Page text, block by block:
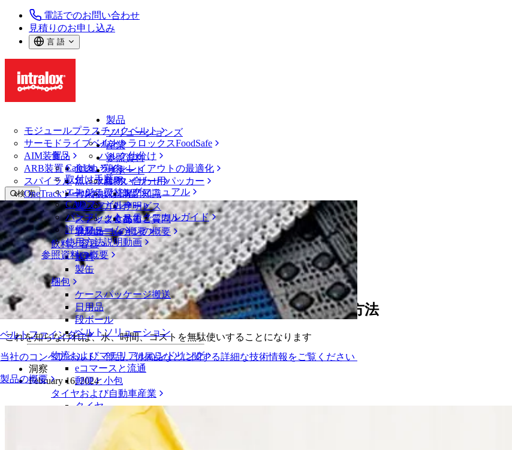
電話でのお問い合わせ
見積りのお申し込み
言 語
製品
モジュールプラスチックベルト
サーモドライブベルト
AIM装置
ARB装置
スパイラル
OneTrackツールおよび部品
ベルトファインダー
当社のコンベアベルト、部品、付属品などに関する詳細な技術情報をご覧ください
製品の概要
ソリューションズ
イントラロックスFoodSafe
バルク仕分け
ラインレイアウトの最適化
パレタイザー用パッカー
専門知識
サービス
技術
ソリューションの概要
産業
食品
食肉、鶏肉
魚と水産物
青果物
製パン
スナック食品
乳製品
飲料と容器
飲料
製缶
梱包
ケースパッケージ搬送
日用品
段ボール
ベルトソリューション
物流およびマテリアルハンドリング
eコマースと流通
郵便と小包
タイヤおよび自動車産業
タイヤ
EVバッテリー
参照資料
CalcLab
取付け手順
エンジニアリングマニュアル
CADファイル
パンフレット・テクニカルガイド
評価フォーム
使用方法説明動画
参照資料の概要
サポート
お問い合わせ
保証
方針声明
よくあるご質問
サポートの概要
検 索
メニューを開く
ニュース・メディア
ニュースと洞察
導入事例
イベント
動画ライブラリ
お客様の工場における節水の可能性を特定する5つの方法
これを知らなければ、水、時間、コストを無駄使いすることになります
洞察
February 16, 2024